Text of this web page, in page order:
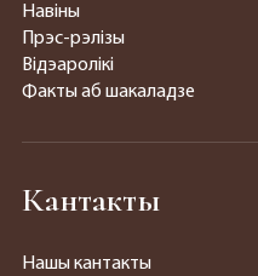
Навіны
Прэс-рэлізы
Відэаролікі
Факты аб шакаладзе
Кантакты
Нашы кантакты